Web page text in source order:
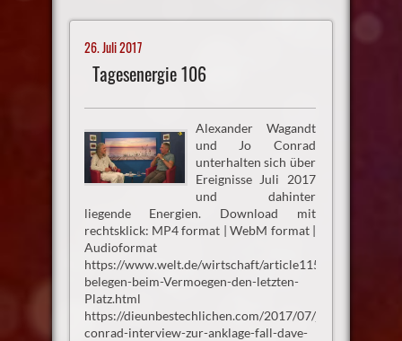
26. Juli 2017
Tagesenergie 106
Alexander Wagandt
und Jo Conrad
unterhalten sich über
Ereignisse Juli 2017
und dahinter
liegende Energien. Download mit
rechtsklick: MP4 format | WebM format |
Audioformat
https://www.welt.de/wirtschaft/article115143342/
belegen-beim-Vermoegen-den-letzten-
Platz.html
https://dieunbestechlichen.com/2017/07/jo-
conrad-interview-zur-anklage-fall-dave-